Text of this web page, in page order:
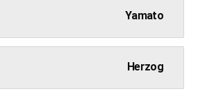
Yamato
Herzog